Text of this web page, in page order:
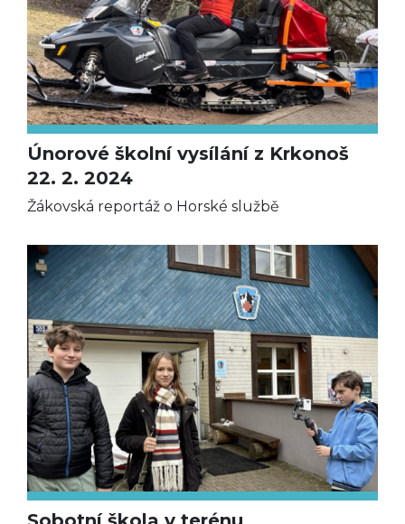
Únorové školní vysílání z Krkonoš
22. 2. 2024
Žákovská reportáž o Horské službě